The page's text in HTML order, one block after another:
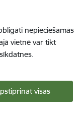
nepieciešamās
vietnē var tikt
visas